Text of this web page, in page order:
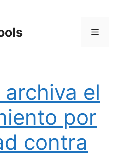
Menú
archiva el
por
contra